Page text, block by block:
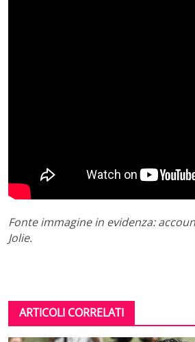
Fonte immagine in evidenza:
Jolie.
ARTICOLI CORRELATI